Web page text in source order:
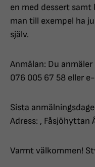
en med dessert samt
man till exempel ha
själv.
Anmälan: Du
076 005 67 58 eller
Sista
Adress: , Fåsjöhyttan
Varmt välkommen!